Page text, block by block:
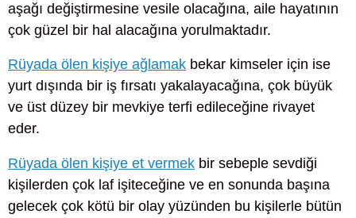
aşağı değiştirmesine vesile olacağına, aile hayatının
çok güzel bir hal alacağına yorulmaktadır.
Rüyada ölen kişiye ağlamak bekar kimseler için ise
yurt dışında bir iş fırsatı yakalayacağına, çok büyük
ve üst düzey bir mevkiye terfi edileceğine rivayet
eder.
Rüyada ölen kişiye et vermek bir sebeple sevdiği
kişilerden çok laf işiteceğine ve en sonunda başına
gelecek çok kötü bir olay yüzünden bu kişilerle bütün